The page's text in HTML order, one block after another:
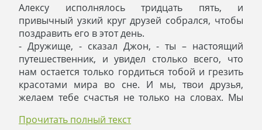
Алексу исполнялось тридцать пять, и
привычный узкий круг друзей собрался, чтобы
поздравить его в этот день.
- Дружище, - сказал Джон, - ты – настоящий
путешественник, и увидел столько всего, что
нам остается только гордиться тобой и грезить
красотами мира во сне. И мы, твои друзья,
желаем тебе счастья не только на словах. Мы
там, где твоему сердцу хорошо, дышится
Прочитать полный текст